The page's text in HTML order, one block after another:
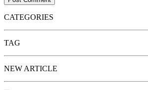
CATEGORIES
TAG
NEW ARTICLE